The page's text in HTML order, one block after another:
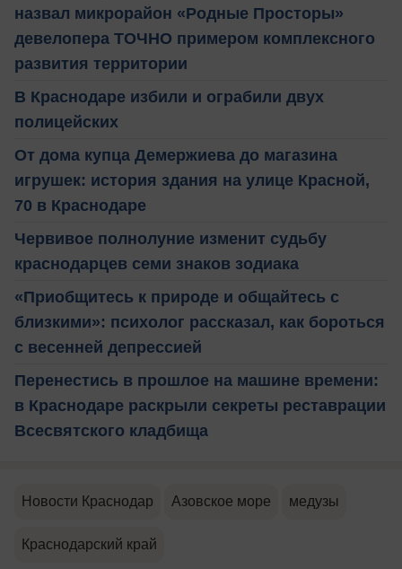
назвал микрорайон «Родные Просторы»
девелопера ТОЧНО примером комплексного
развития территории
В Краснодаре избили и ограбили двух
полицейских
От дома купца Демержиева до магазина
игрушек: история здания на улице Красной,
70 в Краснодаре
Червивое полнолуние изменит судьбу
краснодарцев семи знаков зодиака
«Приобщитесь к природе и общайтесь с
близкими»: психолог рассказал, как бороться
с весенней депрессией
Перенестись в прошлое на машине времени:
в Краснодаре раскрыли секреты реставрации
Всесвятского кладбища
Новости Краснодар Азовское море медузы
Краснодарский край